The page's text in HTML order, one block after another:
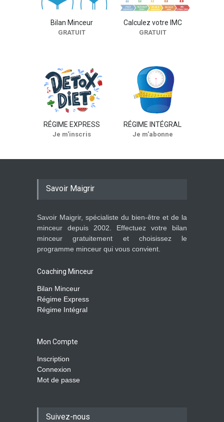
NEWS
Bilan Minceur
GRATUIT
Calculez votre IMC
GRATUIT
RÉGIME EXPRESS
Je m'inscris
RÉGIME INTÉGRAL
Je m'abonne
Savoir Maigrir
Savoir Maigrir, spécialiste du bien-être et de la
minceur depuis 2002. Effectuez votre bilan
minceur gratuitement et choisissez le
programme minceur qui vous convient.
Coaching Minceur
Bilan Minceur
Régime Express
Régime Intégral
Mon Compte
Inscription
Connexion
Mot de passe
Suivez-nous